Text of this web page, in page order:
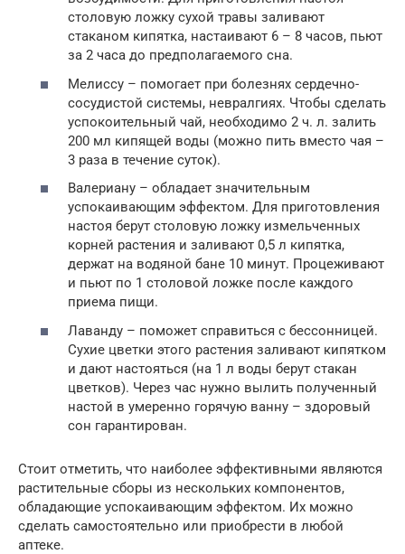
столовую ложку сухой травы заливают
стаканом кипятка, настаивают 6 – 8 часов, пьют
за 2 часа до предполагаемого сна.
Мелиссу – помогает при болезнях сердечно-
сосудистой системы, невралгиях. Чтобы сделать
успокоительный чай, необходимо 2 ч. л. залить
200 мл кипящей воды (можно пить вместо чая –
3 раза в течение суток).
Валериану – обладает значительным
успокаивающим эффектом. Для приготовления
настоя берут столовую ложку измельченных
корней растения и заливают 0,5 л кипятка,
держат на водяной бане 10 минут. Процеживают
и пьют по 1 столовой ложке после каждого
приема пищи.
Лаванду – поможет справиться с бессонницей.
Сухие цветки этого растения заливают кипятком
и дают настояться (на 1 л воды берут стакан
цветков). Через час нужно вылить полученный
настой в умеренно горячую ванну – здоровый
сон гарантирован.
Стоит отметить, что наиболее эффективными являются
растительные сборы из нескольких компонентов,
обладающие успокаивающим эффектом. Их можно
сделать самостоятельно или приобрести в любой
аптеке.